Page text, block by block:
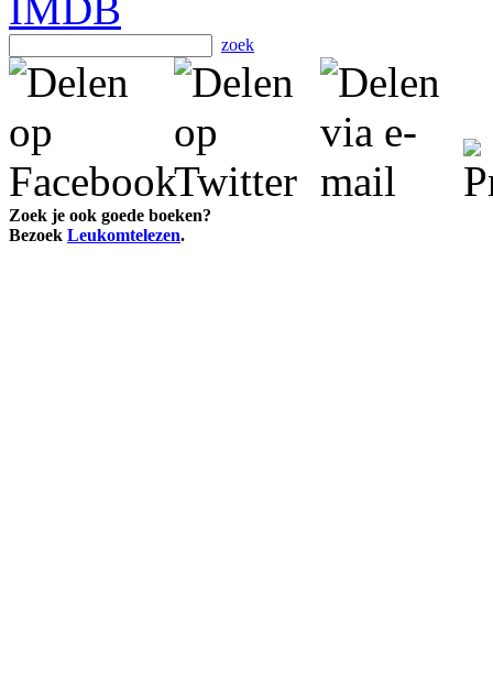
zoek
Zoek je ook goede boeken?
Bezoek Leukomtelezen.